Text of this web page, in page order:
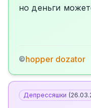
но деньги
©hopper dozator
Депрессяшки (